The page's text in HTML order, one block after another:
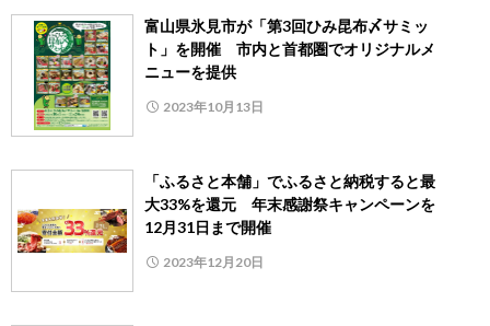
富山県氷見市が「第3回ひみ昆布〆サミッ
ト」を開催 市内と首都圏でオリジナルメ
ニューを提供
2023年10月13日
「ふるさと本舗」でふるさと納税すると最
大33%を還元 年末感謝祭キャンペーンを
12月31日まで開催
2023年12月20日